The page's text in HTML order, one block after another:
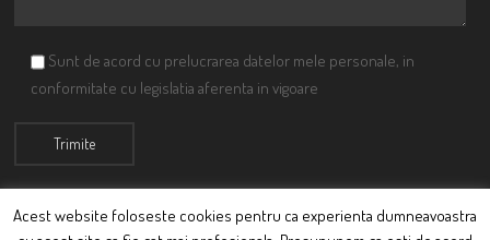
Sunt de acord cu prelucrarea datelor mele personale, in
conformitate cu legislatia aferenta in vigoare
Acest website foloseste cookies pentru ca experienta dumneavoastra